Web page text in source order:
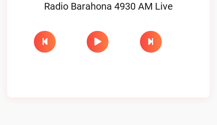
Radio Barahona 4930 AM Live